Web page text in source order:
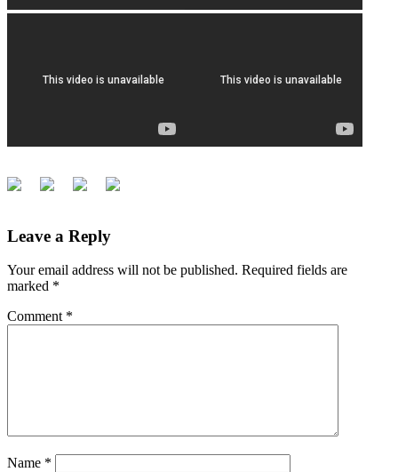
Leave a Reply
Your email address will not be published. Required fields are
marked *
Comment *
Name *